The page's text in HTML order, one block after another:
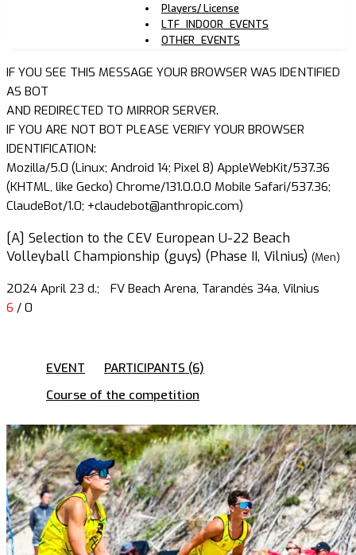
Players/ License
LTF_INDOOR_EVENTS
OTHER_EVENTS
IF YOU SEE THIS MESSAGE YOUR BROWSER WAS IDENTIFIED
AS BOT
AND REDIRECTED TO MIRROR SERVER.
IF YOU ARE NOT BOT PLEASE VERIFY YOUR BROWSER
IDENTIFICATION:
Mozilla/5.0 (Linux; Android 14; Pixel 8) AppleWebKit/537.36
(KHTML, like Gecko) Chrome/131.0.0.0 Mobile Safari/537.36;
ClaudeBot/1.0; +claudebot@anthropic.com)
[A] Selection to the CEV European U-22 Beach
Volleyball Championship (guys) (Phase II, Vilnius) (Men)
2024 April 23 d.;
FV Beach Arena, Tarandės 34a, Vilnius
6 / 0
EVENT
PARTICIPANTS (6)
Course of the competition